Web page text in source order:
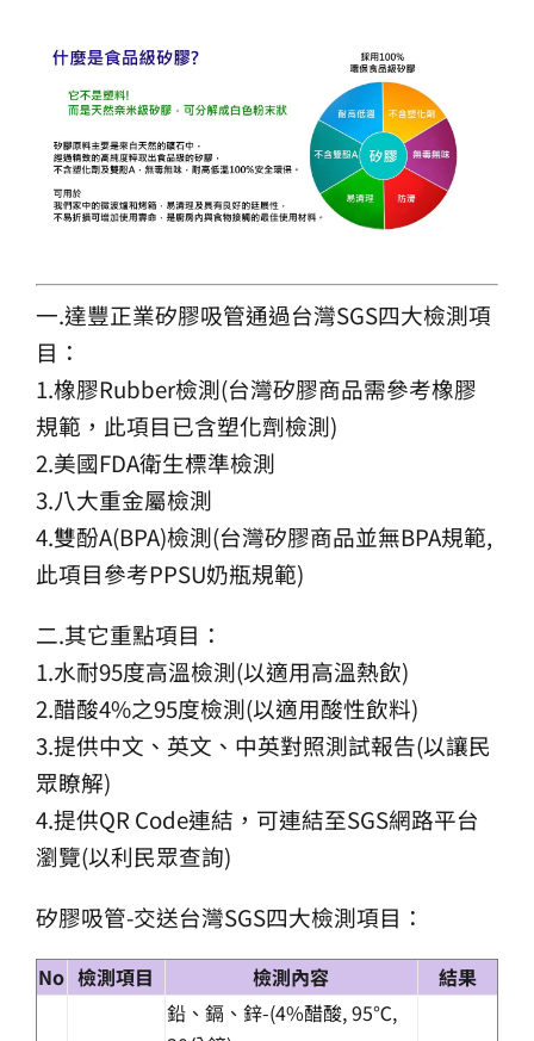
一.達豐正業矽膠吸管通過台灣SGS四大檢測項
目：
1.橡膠Rubber檢測(台灣矽膠商品需參考橡膠
規範，此項目已含塑化劑檢測)
2.美國FDA衛生標準檢測
3.八大重金屬檢測
4.雙酚A(BPA)檢測(台灣矽膠商品並無BPA規範,
此項目參考PPSU奶瓶規範)
二.其它重點項目：
1.水耐95度高溫檢測(以適用高溫熱飲)
2.醋酸4%之95度檢測(以適用酸性飲料)
3.提供中文、英文、中英對照測試報告(以讓民
眾瞭解)
4.提供QR Code連結，可連結至SGS網路平台
瀏覽(以利民眾查詢)
矽膠吸管-交送台灣SGS四大檢測項目：
No 檢測項目 檢測內容 結果
鉛、鎘、鋅-(4%醋酸, 95℃,